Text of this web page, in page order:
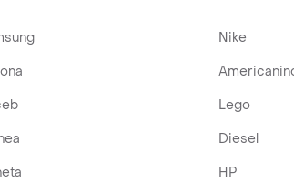
Nike
Lego
Diesel
HP